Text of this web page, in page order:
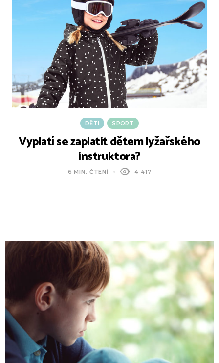
DĚTI SPORT
Vyplatí se zaplatit dětem lyžařského
instruktora?
6 MIN. ČTENÍ 4 417